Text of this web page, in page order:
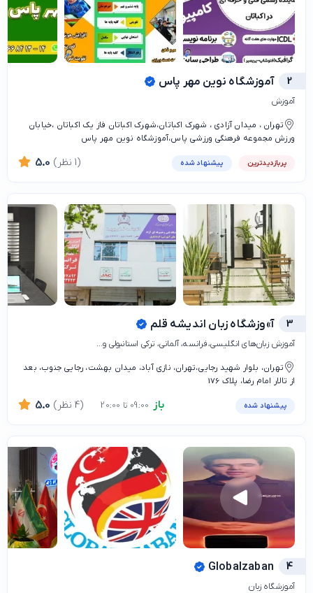
2 آموزشگاه نوین مهر پاس
آموزش
تهران ، میدان آزادی ، شهرک اکباتان،شهرک اکباتان فاز یک اکباتان ،خیابان
ورزش مجموعه فرهنگی ورزشی پاس،آموزشگاه نوین مهر پاس
پربازدیدترین پیشنهاد شده 5.0 (1 نظر)
3 آ»وزشگاه زبان اندیشه قلم
آموزش زبان‌های انگلیسی،فرانسه، آلمانی، ترکی استانبولی و...
تهران، بلوار شهید رجایی،تهران، نازی آباد، میدان بهشت، رجایی جنوب، بعد
از تالار امام رضا، پلاک 176
پیشنهاد شده باز 5.0 (4 نظر)
4
Globalzaban
آموزشگاه زبان